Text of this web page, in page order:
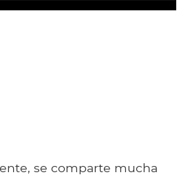
se comparte mucha